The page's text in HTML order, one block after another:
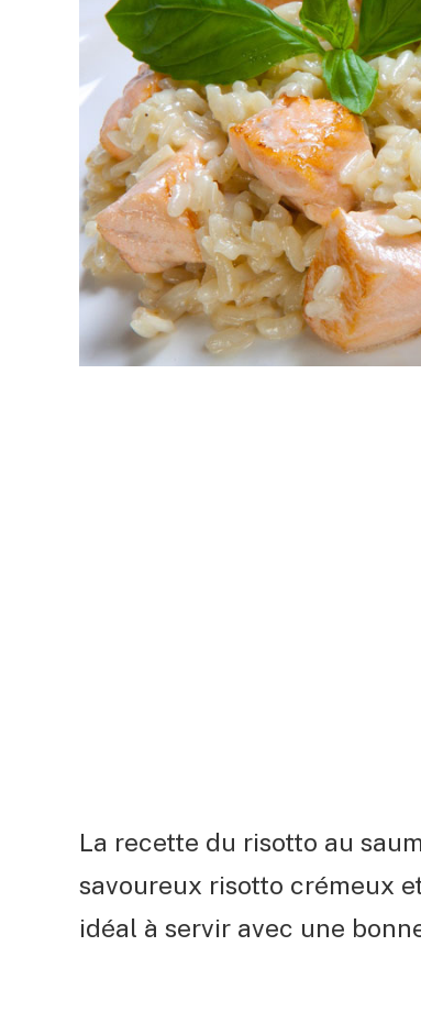
La recette du risotto au
savoureux risotto crémeux
idéal à servir avec une